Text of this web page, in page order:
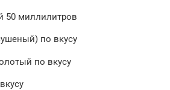
50 миллилитров
по вкусу
по вкусу